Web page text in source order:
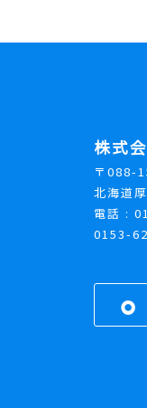
株式
〒088-
北海道
電話 :
0153-